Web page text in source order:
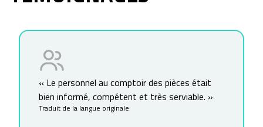
« Le personnel au comptoir des pièces était
bien informé, compétent et très serviable. »
Traduit de la langue originale